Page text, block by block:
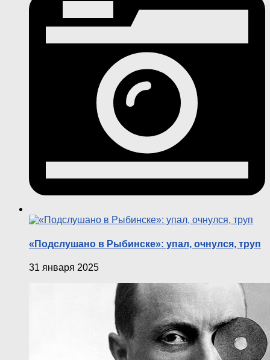
«Подслушано в Рыбинске»: упал, очнулся, труп
31 января 2025